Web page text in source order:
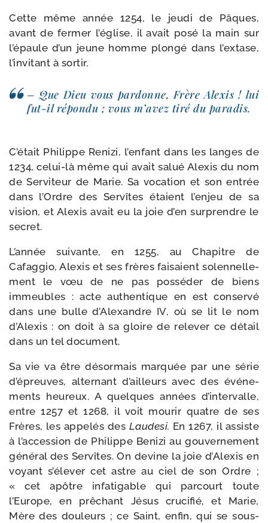
Cette même année 1254, le jeu­di de Pâques,
avant de fer­mer l’église, il avait posé la main sur
l’épaule d’un jeune homme plon­gé dans l’extase,
l’invitant à sortir.
– Que Dieu vous par­donne, Frère Alexis ! lui
fut-​il répon­du ; vous m’avez tiré du paradis.
C’était Philippe Renizi, l’enfant dans les langes de
1234, celui-​là même qui avait salué Alexis du nom
de Serviteur de Marie. Sa voca­tion et son entrée
dans l’Ordre des Servîtes étaient l’enjeu de sa
vision, et Alexis avait eu la joie d’en sur­prendre le
secret.
L’année sui­vante, en 1255, au Chapitre de
Cafaggio, Alexis et ses frères fai­saient solen­nel­le­
ment le vœu de ne pas pos­sé­der de biens
immeubles : acte authen­tique en est conser­vé
dans une bulle d’Alexandre IV, où se lit le nom
d’Alexis : on doit à sa gloire de rele­ver ce détail
dans un tel document.
Sa vie va être désor­mais mar­quée par une série
d’épreuves, alter­nant d’ailleurs avec des évé­ne­
ments heu­reux. A quelques années d’intervalle,
entre 1257 et 1268, il voit mou­rir quatre de ses
Frères, les appe­lés des Laudesi. En 1267, il assiste
à l’accession de Philippe Benizi au gou­ver­ne­ment
géné­ral des Servîtes. On devine la joie d’Alexis en
voyant s’élever cet astre au ciel de son Ordre ;
« cet apôtre infa­ti­gable qui par­court toute
l’Europe, en prê­chant Jésus cru­ci­fié, et Marie,
Mère des dou­leurs ; ce Saint, enfin, qui se sous­